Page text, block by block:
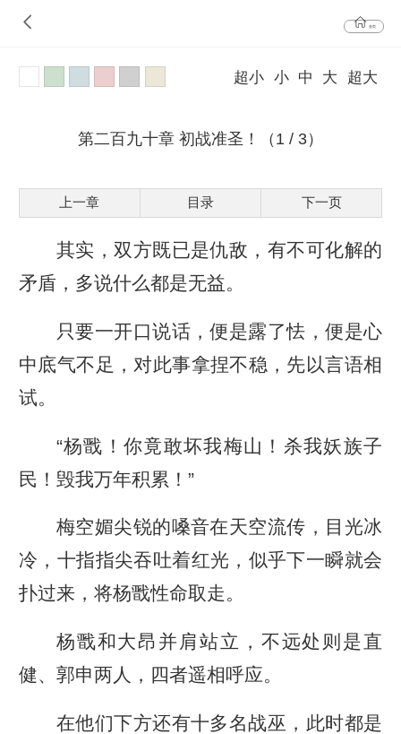
首页
超小 小 中 大 超大
第二百九十章 初战准圣！（1 / 3）
上一章 目录 下一页
其实，双方既已是仇敌，有不可化解的
矛盾，多说什么都是无益。
只要一开口说话，便是露了怯，便是心
中底气不足，对此事拿捏不稳，先以言语相
试。
“杨戬！你竟敢坏我梅山！杀我妖族子
民！毁我万年积累！”
梅空媚尖锐的嗓音在天空流传，目光冰
冷，十指指尖吞吐着红光，似乎下一瞬就会
扑过来，将杨戬性命取走。
杨戬和大昂并肩站立，不远处则是直
健、郭申两人，四者遥相呼应。
在他们下方还有十多名战巫，此时都是